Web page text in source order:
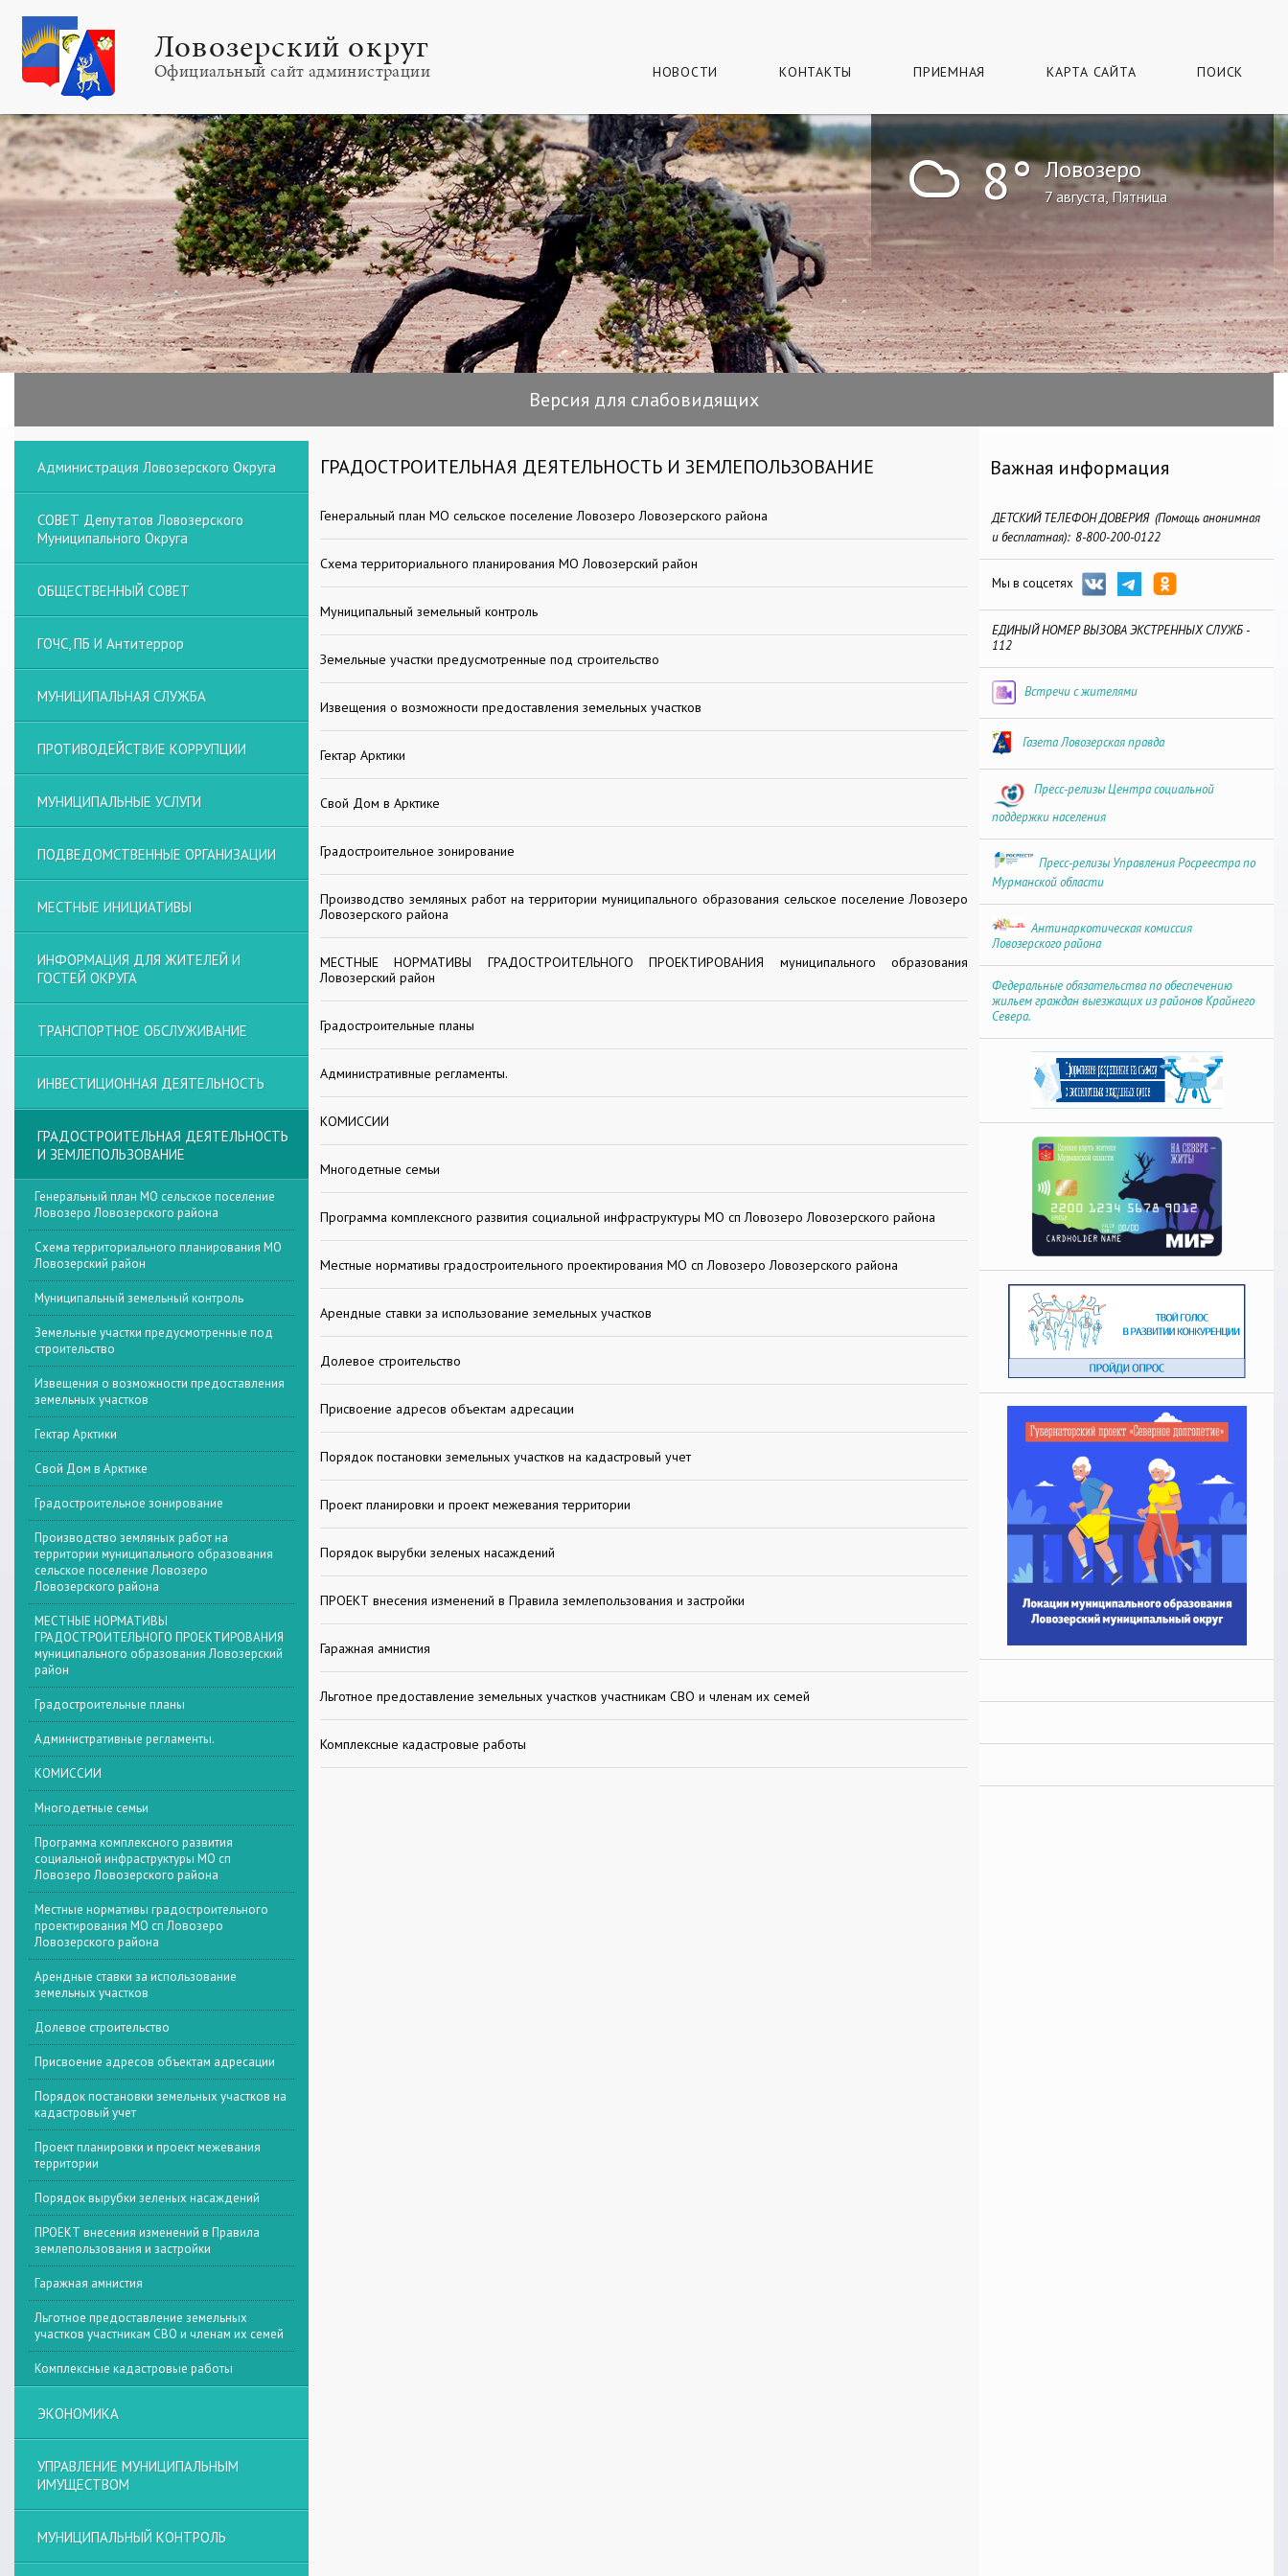
Ловозерский округ
Официальный сайт администрации НОВОСТИ КОНТАКТЫ ПРИЕМНАЯ КАРТА САЙТА ПОИСК
! 8° Ловозеро
7 августа, Пятница
Версия для слабовидящих
ГРАДОСТРОИТЕЛЬНАЯ ДЕЯТЕЛЬНОСТЬ И ЗЕМЛЕПОЛЬЗОВАНИЕ
Генеральный план МО сельское поселение Ловозеро Ловозерского района
Схема территориального планирования МО Ловозерский район
Муниципальный земельный контроль
Земельные участки предусмотренные под строительство
Извещения о возможности предоставления земельных участков
Гектар Арктики
Свой Дом в Арктике
Градостроительное зонирование
Производство земляных работ на территории муниципального образования сельское поселение Ловозеро
Ловозерского района
МЕСТНЫЕ НОРМАТИВЫ ГРАДОСТРОИТЕЛЬНОГО ПРОЕКТИРОВАНИЯ муниципального образования
Ловозерский район
Градостроительные планы
Административные регламенты.
КОМИССИИ
Многодетные семьи
Программа комплексного развития социальной инфраструктуры МО сп Ловозеро Ловозерского района
Местные нормативы градостроительного проектирования МО сп Ловозеро Ловозерского района
Арендные ставки за использование земельных участков
Долевое строительство
Присвоение адресов объектам адресации
Порядок постановки земельных участков на кадастровый учет
Проект планировки и проект межевания территории
Порядок вырубки зеленых насаждений
ПРОЕКТ внесения изменений в Правила землепользования и застройки
Гаражная амнистия
Льготное предоставление земельных участков участникам СВО и членам их семей
Комплексные кадастровые работы
Администрация Ловозерского Округа
СОВЕТ Депутатов Ловозерского
Муниципального Округа
ОБЩЕСТВЕННЫЙ СОВЕТ
ГОЧС, ПБ И Антитеррор
МУНИЦИПАЛЬНАЯ СЛУЖБА
ПРОТИВОДЕЙСТВИЕ КОРРУПЦИИ
МУНИЦИПАЛЬНЫЕ УСЛУГИ
ПОДВЕДОМСТВЕННЫЕ ОРГАНИЗАЦИИ
МЕСТНЫЕ ИНИЦИАТИВЫ
ИНФОРМАЦИЯ ДЛЯ ЖИТЕЛЕЙ И
ГОСТЕЙ ОКРУГА
ТРАНСПОРТНОЕ ОБСЛУЖИВАНИЕ
ИНВЕСТИЦИОННАЯ ДЕЯТЕЛЬНОСТЬ
ГРАДОСТРОИТЕЛЬНАЯ ДЕЯТЕЛЬНОСТЬ
И ЗЕМЛЕПОЛЬЗОВАНИЕ
Генеральный план МО сельское поселение
Ловозеро Ловозерского района
Схема территориального планирования МО
Ловозерский район
Муниципальный земельный контроль
Земельные участки предусмотренные под
строительство
Извещения о возможности предоставления
земельных участков
Гектар Арктики
Свой Дом в Арктике
Градостроительное зонирование
Производство земляных работ на
территории муниципального образования
сельское поселение Ловозеро
Ловозерского района
МЕСТНЫЕ НОРМАТИВЫ
ГРАДОСТРОИТЕЛЬНОГО ПРОЕКТИРОВАНИЯ
муниципального образования Ловозерский
район
Градостроительные планы
Административные регламенты.
КОМИССИИ
Многодетные семьи
Программа комплексного развития
социальной инфраструктуры МО сп
Ловозеро Ловозерского района
Местные нормативы градостроительного
проектирования МО сп Ловозеро
Ловозерского района
Арендные ставки за использование
земельных участков
Долевое строительство
Присвоение адресов объектам адресации
Порядок постановки земельных участков на
кадастровый учет
Проект планировки и проект межевания
территории
Порядок вырубки зеленых насаждений
ПРОЕКТ внесения изменений в Правила
землепользования и застройки
Гаражная амнистия
Льготное предоставление земельных
участков участникам СВО и членам их семей
Комплексные кадастровые работы
ЭКОНОМИКА
УПРАВЛЕНИЕ МУНИЦИПАЛЬНЫМ
ИМУЩЕСТВОМ
МУНИЦИПАЛЬНЫЙ КОНТРОЛЬ
Важная информация
ДЕТСКИЙ ТЕЛЕФОН ДОВЕРИЯ (Помощь анонимная
и бесплатная): 8-800-200-0122
Мы в соцсетях
ЕДИНЫЙ НОМЕР ВЫЗОВА ЭКСТРЕННЫХ СЛУЖБ -
112
Встречи с жителями
Газета Ловозерская правда
Пресс-релизы Центра социальной
поддержки населения
Пресс-релизы Управления Росреестра по
Мурманской области
Антинаркотическая комиссия
Ловозерского района
Федеральные обязательства по обеспечению
жильем граждан выезжащих из районов Крайнего
Севера.